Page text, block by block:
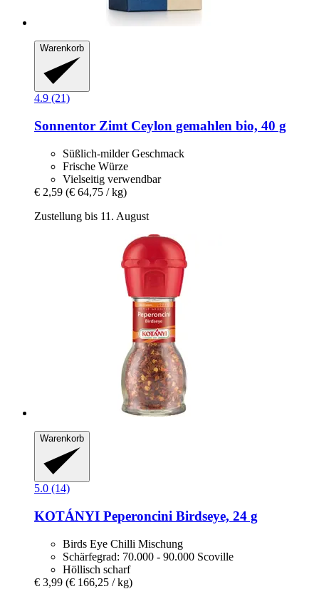
Warenkorb
4.9 (21)
Sonnentor Zimt Ceylon gemahlen bio, 40 g
Süßlich-milder Geschmack
Frische Würze
Vielseitig verwendbar
€ 2,59 (€ 64,75 / kg)
Zustellung bis 11. August
Warenkorb
5.0 (14)
KOTÁNYI Peperoncini Birdseye, 24 g
Birds Eye Chilli Mischung
Schärfegrad: 70.000 - 90.000 Scoville
Höllisch scharf
€ 3,99 (€ 166,25 / kg)